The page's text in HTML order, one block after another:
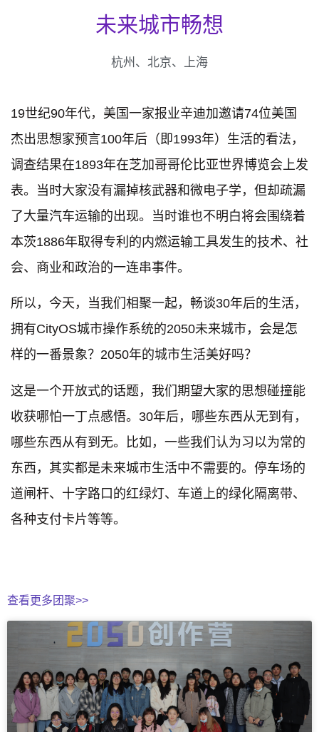
未来城市畅想
杭州、北京、上海
19世纪90年代，美国一家报业辛迪加邀请74位美国
杰出思想家预言100年后（即1993年）生活的看法，
调查结果在1893年在芝加哥哥伦比亚世界博览会上发
表。当时大家没有漏掉核武器和微电子学，但却疏漏
了大量汽车运输的出现。当时谁也不明白将会围绕着
本茨1886年取得专利的内燃运输工具发生的技术、社
会、商业和政治的一连串事件。
所以，今天，当我们相聚一起，畅谈30年后的生活，
拥有CityOS城市操作系统的2050未来城市，会是怎
样的一番景象？2050年的城市生活美好吗？
这是一个开放式的话题，我们期望大家的思想碰撞能
收获哪怕一丁点感悟。30年后，哪些东西从无到有，
哪些东西从有到无。比如，一些我们认为习以为常的
东西，其实都是未来城市生活中不需要的。停车场的
道闸杆、十字路口的红绿灯、车道上的绿化隔离带、
各种支付卡片等等。
查看更多团聚>>